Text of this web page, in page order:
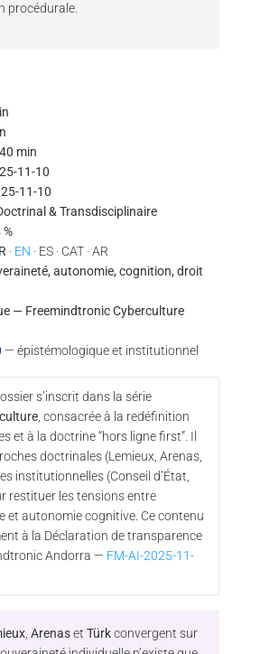
procédurale.
min
11-10
11-10
& Transdisciplinaire
%
· EN · ES · CAT · AR
autonomie, cognition, droit
— Freemindtronic Cyberculture
— épistémologique et institutionnel
s’inscrit dans la série
, consacrée à la redéfinition
et à la doctrine “hors ligne first”. Il
doctrinales (Lemieux, Arenas,
institutionnelles (Conseil d’État,
restituer les tensions entre
et autonomie cognitive. Ce contenu
à la Déclaration de transparence
Andorra — FM-AI-2025-11-
,ArenasetTürkconvergent sur